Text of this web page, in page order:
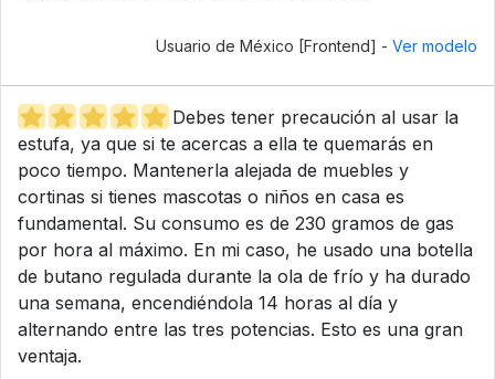
Usuario de México [Frontend] - Ver modelo
Debes tener precaución al usar la
estufa, ya que si te acercas a ella te quemarás en
poco tiempo. Mantenerla alejada de muebles y
cortinas si tienes mascotas o niños en casa es
fundamental. Su consumo es de 230 gramos de gas
por hora al máximo. En mi caso, he usado una botella
de butano regulada durante la ola de frío y ha durado
una semana, encendiéndola 14 horas al día y
alternando entre las tres potencias. Esto es una gran
ventaja.